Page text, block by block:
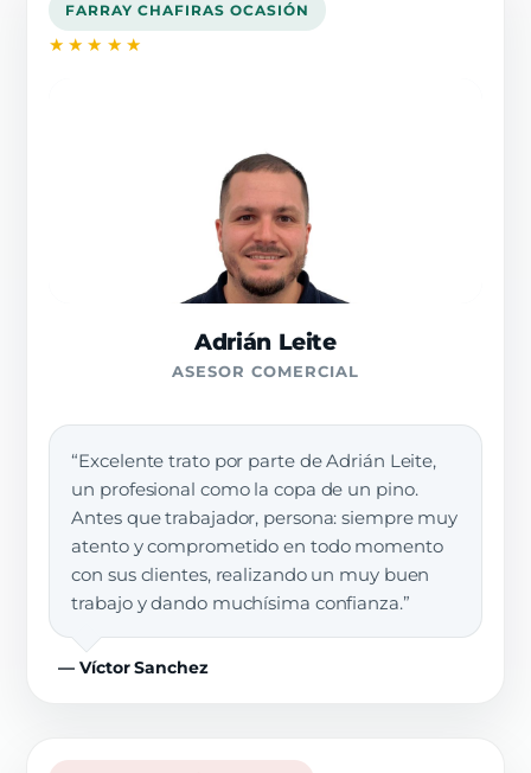
FARRAY CHAFIRAS OCASIÓN
★★★★★
Adrián Leite
ASESOR COMERCIAL
“Excelente trato por parte de Adrián Leite,
un profesional como la copa de un pino.
Antes que trabajador, persona: siempre muy
atento y comprometido en todo momento
con sus clientes, realizando un muy buen
trabajo y dando muchísima confianza.”
— Víctor Sanchez